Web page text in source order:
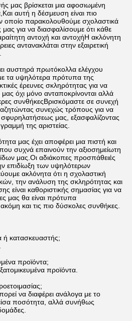
μας βρίσκεται μια αφοσιωμένη
αυτή η δέσμευση είναι πιο
οποίο παρακολουθούμε σχολαστικά
για να διασφαλίσουμε ότι κάθε
αντοχή και αντοχήΗ ακλόνητη
αντανακλάται στην εξαιρετική
αυστηρά πρωτόκολλα ελέγχου
τα υψηλότερα πρότυπα της
έρευνες σκληρότητας για να
μας όχι μόνο ανταποκρίνονται αλλά
συνθήκεςΒρισκόμαστε σε συνεχή
συνεχώς τρόπους για να
σφυρηλατήσεως μας, εξασφαλίζοντας
της αριστείας.
μας έχει αποφέρει μια πιστή και
συχνά επαινούν την αξιοσημείωτη
μας.Οι αδιάκοπες προσπάθειές
επιδίωξη των υψηλότερων
ακλόνητα ότι η σχολαστική
την ανάλυση της σκληρότητας και
είναι καθοριστικής σημασίας για να
μας θα είναι πρότυπα
και τις πιο δύσκολες συνθήκες.
ή κατασκευαστής;
προϊόντα;
προϊόντα.
να διαφέρει ανάλογα με το
ποσότητα, αλλά συνήθως